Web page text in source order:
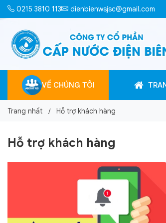
0215 3810 113 dienbienwsjsc@gmail.com
VỀ CHÚNG TÔI
Trang nhất Hỗ trợ khách hàng
Hỗ trợ khách hàng